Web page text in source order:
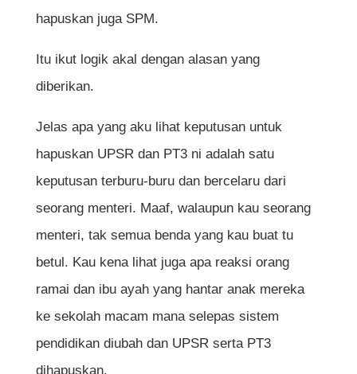
hapuskan juga SPM.
Itu ikut logik akal dengan alasan yang
diberikan.
Jelas apa yang aku lihat keputusan untuk
hapuskan UPSR dan PT3 ni adalah satu
keputusan terburu-buru dan bercelaru dari
seorang menteri. Maaf, walaupun kau seorang
menteri, tak semua benda yang kau buat tu
betul. Kau kena lihat juga apa reaksi orang
ramai dan ibu ayah yang hantar anak mereka
ke sekolah macam mana selepas sistem
pendidikan diubah dan UPSR serta PT3
dihapuskan.